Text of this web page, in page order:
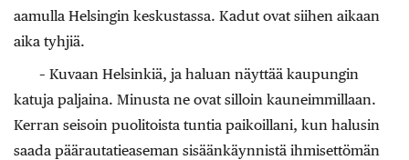
aamulla Helsingin keskustassa. Kadut ovat siihen aikaan
aika tyhjiä.
– Kuvaan Helsinkiä, ja haluan näyttää kaupungin
katuja paljaina. Minusta ne ovat silloin kauneimmillaan.
Kerran seisoin puolitoista tuntia paikoillani, kun halusin
saada päärautatieaseman sisäänkäynnistä ihmisettömän